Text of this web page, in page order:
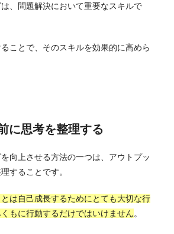
、問題解決において重要なスキルで
ことで、そのスキルを効果的に高めら
に思考を整理する
向上させる方法の一つは、アウトプッ
することです。
は自己成長するためにとても大切な行
もに行動するだけではいけません。